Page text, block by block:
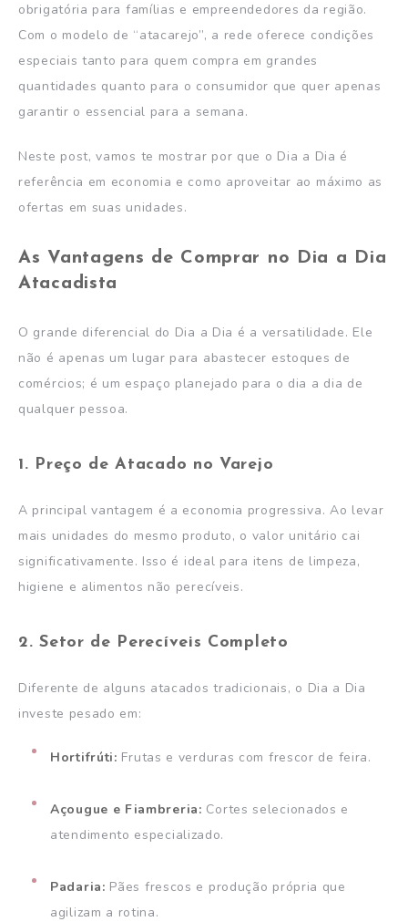
obrigatória para famílias e empreendedores da região.
Com o modelo de “atacarejo”, a rede oferece condições
especiais tanto para quem compra em grandes
quantidades quanto para o consumidor que quer apenas
garantir o essencial para a semana.
Neste post, vamos te mostrar por que o Dia a Dia é
referência em economia e como aproveitar ao máximo as
ofertas em suas unidades.
As Vantagens de Comprar no Dia a Dia
Atacadista
O grande diferencial do Dia a Dia é a versatilidade. Ele
não é apenas um lugar para abastecer estoques de
comércios; é um espaço planejado para o dia a dia de
qualquer pessoa.
1. Preço de Atacado no Varejo
A principal vantagem é a economia progressiva. Ao levar
mais unidades do mesmo produto, o valor unitário cai
significativamente. Isso é ideal para itens de limpeza,
higiene e alimentos não perecíveis.
2. Setor de Perecíveis Completo
Diferente de alguns atacados tradicionais, o Dia a Dia
investe pesado em:
Hortifrúti: Frutas e verduras com frescor de feira.
Açougue e Fiambreria: Cortes selecionados e
atendimento especializado.
Padaria: Pães frescos e produção própria que
agilizam a rotina.